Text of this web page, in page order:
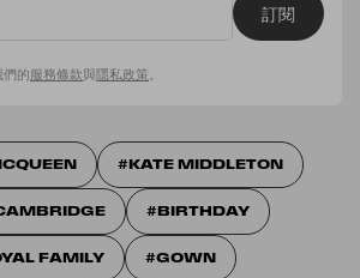
訂閱
的服務條款與隱私政策
KATE MIDDLETON
BIRTHDAY
FAMILY GOWN